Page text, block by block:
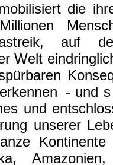
die
auf
Welt
- und
und
unserer